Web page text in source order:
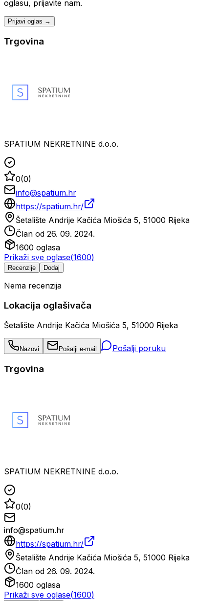
oglasu, prijavite nam.
Prijavi oglas →
Trgovina
SPATIUM NEKRETNINE d.o.o.
0(0)
info@spatium.hr
https://spatium.hr/
Šetalište Andrije Kačića Miošića 5, 51000 Rijeka
Član od 26. 09. 2024.
1600 oglasa
Prikaži sve oglase(1600)
Recenzije Dodaj
Nema recenzija
Lokacija oglašivača
Šetalište Andrije Kačića Miošića 5, 51000 Rijeka
Nazovi Pošalji e-mail Pošalji poruku
Trgovina
SPATIUM NEKRETNINE d.o.o.
0(0)
info@spatium.hr
https://spatium.hr/
Šetalište Andrije Kačića Miošića 5, 51000 Rijeka
Član od 26. 09. 2024.
1600 oglasa
Prikaži sve oglase(1600)